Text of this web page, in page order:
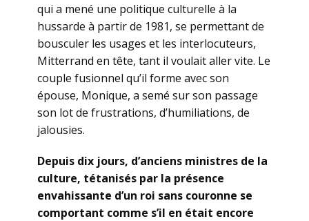
qui a mené une politique culturelle à la
hussarde à partir de 1981, se permettant de
bousculer les usages et les interlocuteurs,
Mitterrand en tête, tant il voulait aller vite. Le
couple fusionnel qu’il forme avec son
épouse, Monique, a semé sur son passage
son lot de frustrations, d’humiliations, de
jalousies.
Depuis dix jours, d’anciens ministres de la
culture, tétanisés par la présence
envahissante d’un roi sans couronne se
comportant comme s’il en était encore